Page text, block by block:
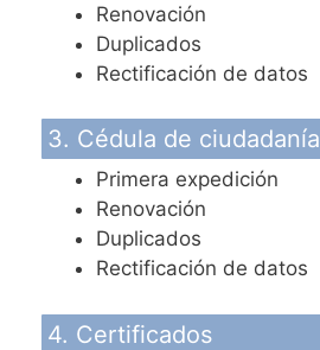
Renovación
Duplicados
Rectificación de datos
3. Cédula de ciudadanía
Primera expedición
Renovación
Duplicados
Rectificación de datos
4. Certificados